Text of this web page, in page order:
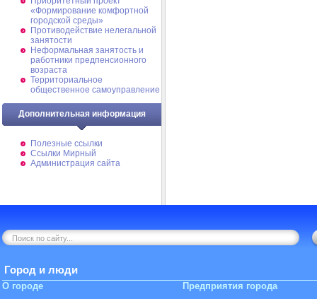
«Формирование комфортной
городской среды»
Противодействие нелегальной
занятости
Неформальная занятость и
работники предпенсионного
возраста
Территориальное
общественное самоуправление
Дополнительная информация
Полезные ссылки
Ссылки Мирный
Администрация сайта
Город и люди
О городе Предприятия города